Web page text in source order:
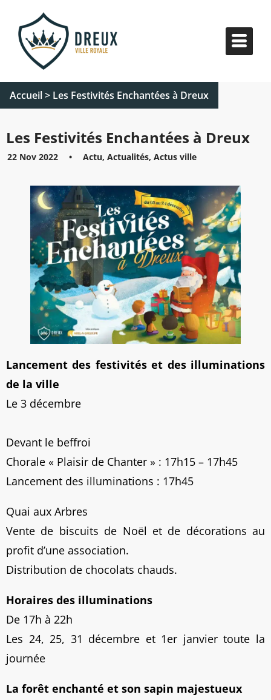
Accueil> Les Festivités Enchantées à Dreux
Les Festivités Enchantées à Dreux
22 Nov 2022 • Actu, Actualités, Actus ville
Lancement des festivités et des illuminations
de la ville
Le 3 décembre
Devant le beffroi
Chorale « Plaisir de Chanter » : 17h15 – 17h45
Lancement des illuminations : 17h45
Quai aux Arbres
Vente de biscuits de Noël et de décorations au
profit d’une association.
Distribution de chocolats chauds.
Horaires des illuminations
De 17h à 22h
Les 24, 25, 31 décembre et 1er janvier toute la
journée
La forêt enchanté et son sapin majestueux